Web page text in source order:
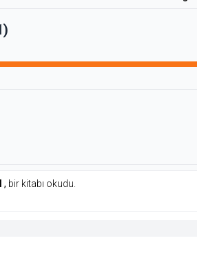
, bir kitabı okudu.